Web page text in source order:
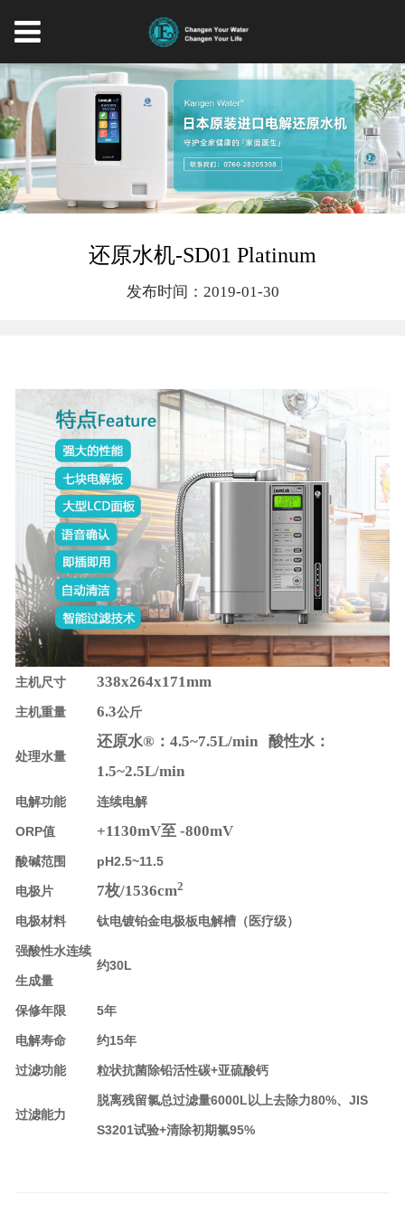
还原水机-SD01 Platinum
发布时间：2019-01-30
主机尺寸 338x264x171mm
主机重量 6.3公斤
处理水量
还原水®：4.5~7.5L/min 酸性水：
1.5~2.5L/min
电解功能 连续电解
ORP值 +1130mV至 -800mV
酸碱范围 pH2.5~11.5
电极片 7枚/1536cm2
电极材料 钛电镀铂金电极板电解槽（医疗级）
强酸性水连续
生成量
约30L
保修年限 5年
电解寿命 约15年
过滤功能 粒状抗菌除铅活性碳+亚硫酸钙
过滤能力
脱离残留氯总过滤量6000L以上去除力80%、JIS
S3201试验+清除初期氯95%